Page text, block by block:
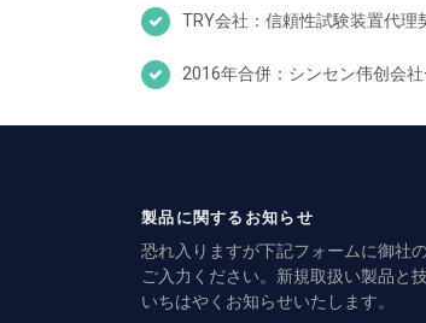
TRY会社：信頼性試験装置代
2016年合併：シンセン伟创会
製品に関するお知らせ
恐れ入りますが下記フォームに御社
ご入力ください。新規取扱い製品と
いちはやくお知らせいたします。